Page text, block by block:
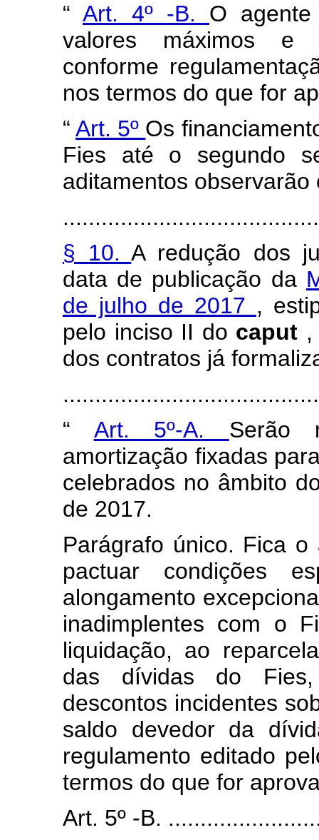
“ Art. 4º -B. O agente
valores máximos e
conforme
nos termos do que for
“Art. 5º Os
Fies até o segundo
aditamentos observarão
§ 10.A redução dos
data de publicação da
de julho de 2017 ,
pelo inciso II do caput
dos contratos já
“ Art. 5º-A. Serão
amortização fixadas
celebrados no âmbito
de 2017.
Parágrafo único. Fica
pactuar condições
alongamento
inadimplentes com o
liquidação, ao
das dívidas do
descontos incidentes
saldo devedor da
regulamento editado
termos do que for
Art. 5º -B.